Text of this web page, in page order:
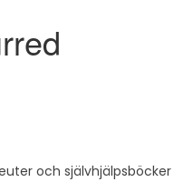
och självhjälpsböcker